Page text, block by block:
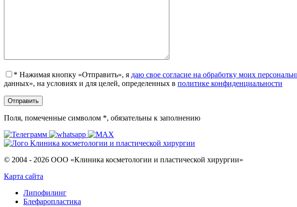
* Нажимая кнопку «Отправить», я даю свое согласие на обработку моих
данных», на условиях и для целей, определенных в политике конфиденциальности
Поля, помеченные символом *, обязательны к заполнению
© 2004 - 2026 ООО «Клиника косметологии и пластической хирургии»
Карта сайта
Липофилинг
Блефаропластика